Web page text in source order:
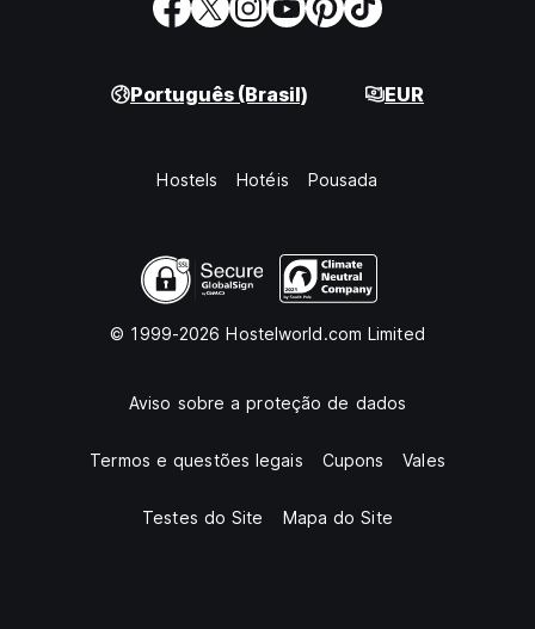
Português (Brasil) EUR
Hostels Hotéis Pousada
© 1999-2026 Hostelworld.com Limited
Aviso sobre a proteção de dados
Termos e questões legais Cupons Vales
Testes do Site Mapa do Site